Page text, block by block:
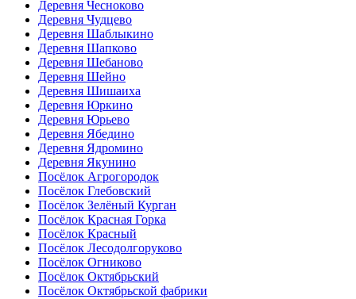
Деревня Чесноково
Деревня Чудцево
Деревня Шаблыкино
Деревня Шапково
Деревня Шебаново
Деревня Шейно
Деревня Шишаиха
Деревня Юркино
Деревня Юрьево
Деревня Ябедино
Деревня Ядромино
Деревня Якунино
Посёлок Агрогородок
Посёлок Глебовский
Посёлок Зелёный Курган
Посёлок Красная Горка
Посёлок Красный
Посёлок Лесодолгоруково
Посёлок Огниково
Посёлок Октябрьский
Посёлок Октябрьской фабрики